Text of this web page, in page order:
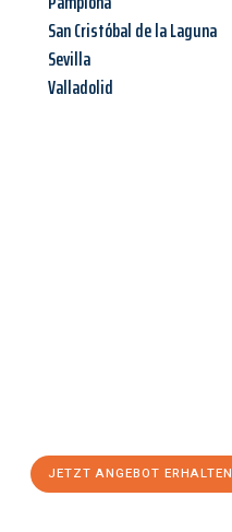
San Cristóbal de la Laguna
Sevilla
Valladolid
JETZT ANGEBOT ERHALTEN